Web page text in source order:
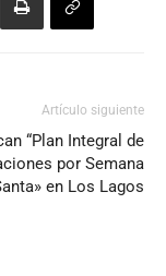
Artículo siguiente
“Plan Integral de
por Semana
en Los Lagos